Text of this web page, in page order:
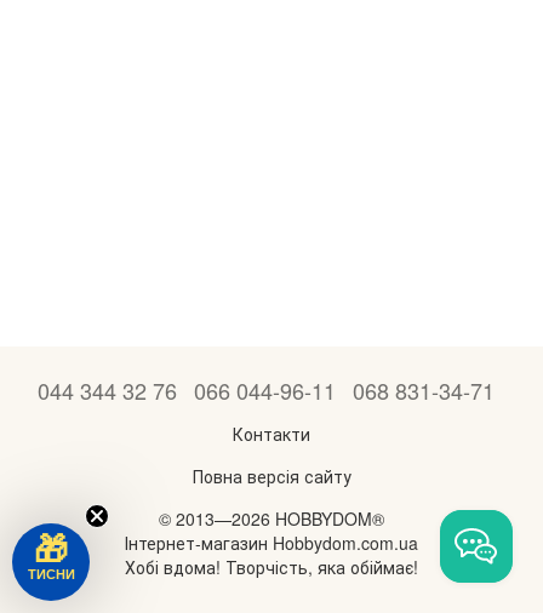
044 344 32 76 066 044-96-11 068 831-34-71
Контакти
Повна версія сайту
© 2013—2026 HOBBYDOM®
Інтернет-магазин Hobbydom.com.ua
Хобі вдома! Творчість, яка обіймає!
🎁
ТИСНИ